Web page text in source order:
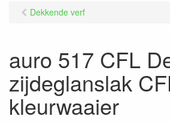
Dekkende verf
auro 517 CFL
zijdeglanslak
kleurwaaier